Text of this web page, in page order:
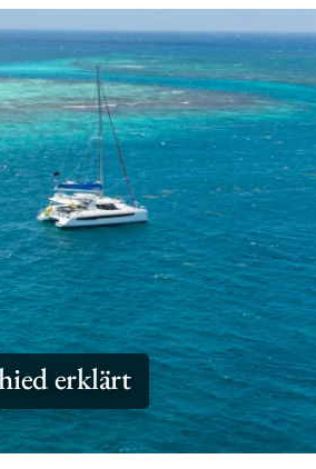
erklärt